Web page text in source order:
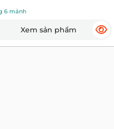
6 mảnh
Xem sản phẩm